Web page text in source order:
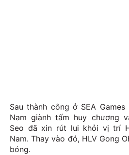
Sau thành công ở SEA
Nam giành tấm huy chương
Seo đã xin rút lui khỏi vị trí
Nam. Thay vào đó, HLV Gong
bóng.